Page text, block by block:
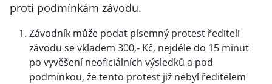
proti podmínkám závodu.
Závodník může podat písemný protest řediteli
závodu se vkladem 300,- Kč, nejdéle do 15 minut
po vyvěšení neoficiálních výsledků a pod
podmínkou, že tento protest již nebyl ředitelem